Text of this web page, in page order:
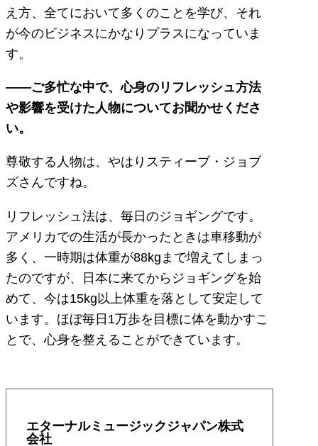
え方、全てにおいて多くのことを学び、それ
が今のビジネスにかなりプラスになっていま
す。
――ご多忙な中で、心身のリフレッシュ方法
や影響を受けた人物についてお聞かせくださ
い。
尊敬する人物は、やはりスティーブ・ジョブ
ズさんですね。
リフレッシュ法は、毎日のジョギングです。
アメリカでの生活が長かったときは車移動が
多く、一時期は体重が88kgまで増えてしまっ
たのですが、日本に来てからジョギングを始
めて、今は15kg以上体重を落として安定して
います。ほぼ毎日1万歩を目標に体を動かすこ
とで、心身を整えることができています。
エターナルミュージックジャパン株式
会社